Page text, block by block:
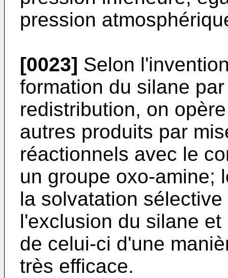
pression
[0023] Selon
formation du silane
redistribution, on
autres produits par
réactionnels avec le
un groupe oxo-amine;
la solvatation
l'exclusion du silane
de celui-ci d'une
très efficace.